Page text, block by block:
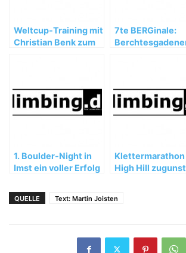
Weltcup-Training mit
Christian Benk zum
7te BERGinale:
1. Boulder-Night in
Imst ein voller Erfolg
Klettermarathon
High Hill
QUELLE Text: Martin Joisten